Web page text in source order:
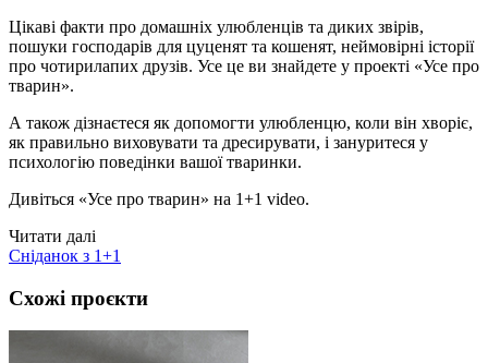
Цікаві факти про домашніх улюбленців та диких звірів,
пошуки господарів для цуценят та кошенят, неймовірні історії
про чотирилапих друзів. Усе це ви знайдете у проекті «Усе про
тварин».
А також дізнаєтеся як допомогти улюбленцю, коли він хворіє,
як правильно виховувати та дресирувати, і зануритеся у
психологію поведінки вашої тваринки.
Дивіться «Усе про тварин» на 1+1 video.
Читати далі
Сніданок з 1+1
Схожі проєкти